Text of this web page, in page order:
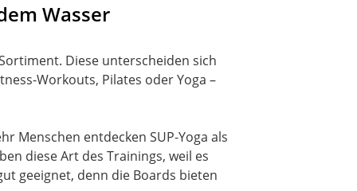
Wasser
Diese unterscheiden sich
Workouts, Pilates oder Yoga –
Menschen entdecken SUP-Yoga als
diese Art des Trainings, weil es
geeignet, denn die Boards bieten